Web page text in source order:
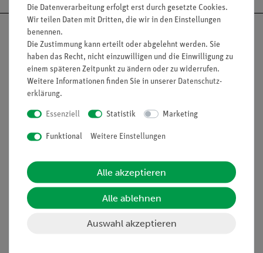
Nach oben
Informationen
Unternehmen
Projekte und Lösungen
Service
Übersicht Service
Beratung & Showroom
Inventarisierungs- &
Einräumservice
Inbetriebnahme & Schulungen
Die Datenverarbeitung erfolgt erst durch gesetzte Cookies.
Wir teilen Daten mit Dritten, die wir in den Einstellungen
benennen.
Die Zustimmung kann erteilt oder abgelehnt werden. Sie
haben das Recht, nicht einzuwilligen und die Einwilligung zu
einem späteren Zeitpunkt zu ändern oder zu widerrufen.
Weitere Informationen finden Sie in unserer Daten­schutz­
erklärung.
Essenziell Statistik Marketing
Funktional Weitere Einstellungen
Alle akzeptieren
Alle ablehnen
Auswahl akzeptieren